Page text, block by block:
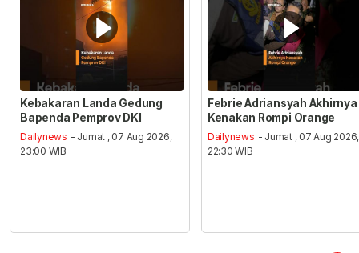
Kebakaran Landa Gedung
Bapenda Pemprov DKI
Dailynews - Jumat , 07 Aug 2026,
23:00 WIB
Febrie Adriansyah Akhirnya
Kenakan Rompi Orange
Dailynews - Jumat , 07 Aug 2026,
22:30 WIB